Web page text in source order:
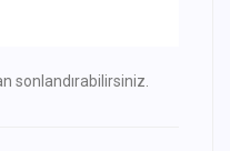
sonlandırabilirsiniz.